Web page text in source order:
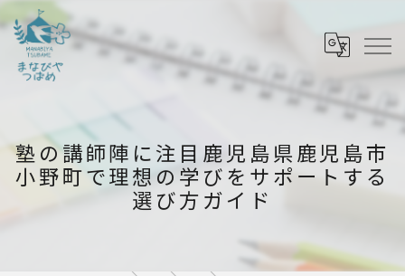
塾の講師陣に注目鹿児島県鹿児島市
小野町で理想の学びをサポートする
選び方ガイド